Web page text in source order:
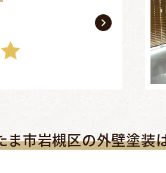
ま市岩槻区の外壁塗装